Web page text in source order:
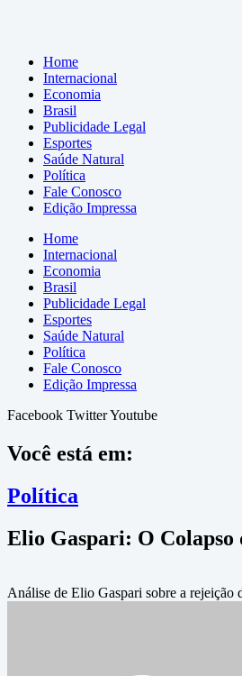
Home
Internacional
Economia
Brasil
Publicidade Legal
Esportes
Saúde Natural
Política
Fale Conosco
Edição Impressa
Home
Internacional
Economia
Brasil
Publicidade Legal
Esportes
Saúde Natural
Política
Fale Conosco
Edição Impressa
Facebook TwitterYoutube
Você está em:
Política
Elio Gaspari: O Colapso
Análise de Elio Gaspari sobre a rejeição